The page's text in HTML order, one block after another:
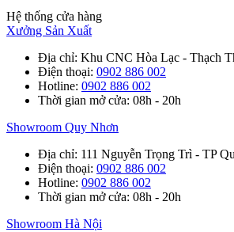
Hệ thống cửa hàng
Xưởng Sản Xuất
Địa chỉ: Khu CNC Hòa Lạc - Thạch
Điện thoại: 0902 886 002
Hotline: 0902 886 002
Thời gian mở cửa: 08h - 20h
Showroom Quy Nhơn
Địa chỉ: 111 Nguyễn Trọng Trì - TP
Điện thoại: 0902 886 002
Hotline: 0902 886 002
Thời gian mở cửa: 08h - 20h
Showroom Hà Nội